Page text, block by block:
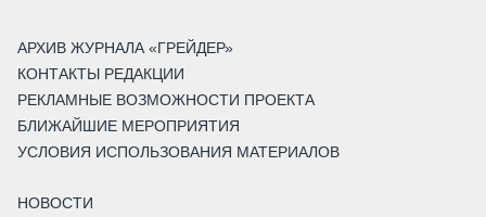
АРХИВ ЖУРНАЛА «ГРЕЙДЕР»
КОНТАКТЫ РЕДАКЦИИ
РЕКЛАМНЫЕ ВОЗМОЖНОСТИ ПРОЕКТА
БЛИЖАЙШИЕ МЕРОПРИЯТИЯ
УСЛОВИЯ ИСПОЛЬЗОВАНИЯ МАТЕРИАЛОВ
НОВОСТИ